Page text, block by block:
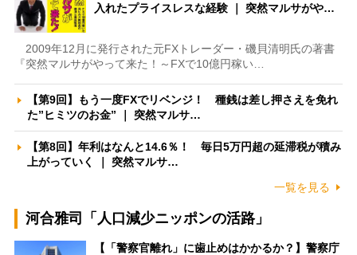
入れたプライスレスな経験 ｜ 突然マルサがや…
2009年12月に発行された元FXトレーダー・磯貝清明氏の著書
『突然マルサがやって来た！～FXで10億円稼い…
【第9回】もう一度FXでリベンジ！ 種銭は差し押さえを免れ
た”ヒミツのお金” ｜ 突然マルサ…
【第8回】年利はなんと14.6％！ 毎日5万円超の延滞税が積み
上がっていく ｜ 突然マルサ…
一覧を見る
河合雅司「人口減少ニッポンの活路」
【「警察官離れ」に歯止めはかかるか？】警察庁